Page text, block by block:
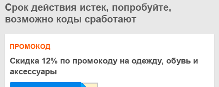
Срок действия истек, попробуйте,
возможно коды сработают
ПРОМОКОД
Скидка 12% по промокоду на одежду, обувь и
аксессуары